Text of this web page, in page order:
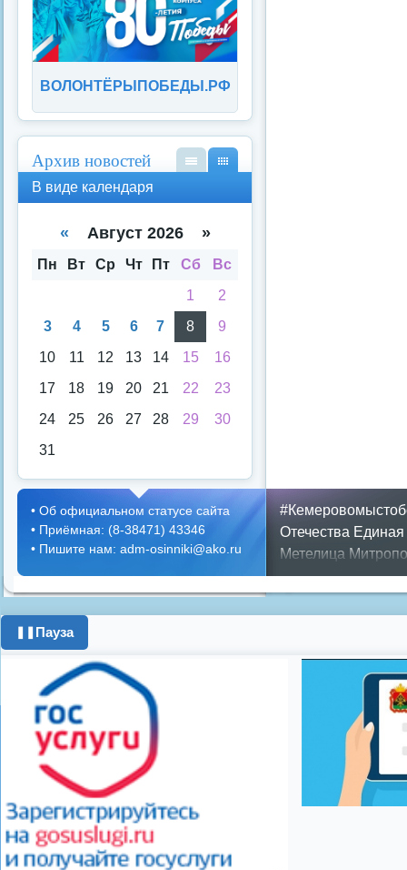
ВОЛОНТЁРЫПОБЕДЫ.РФ
Архив новостей
кал
аря
спи
В виде календаря
« Август 2026 »
Пн Вт Ср Чт Пт Сб
Вс
1
2
3
4 5 6 7 8
9
10
11 12 13 14 15
16
17
18 19 20 21 22
23
24
25 26 27 28 29
30
31
Отечества
Метелица
Днем ЖКХ
Противопожарная
день города
цифровое
Показать все теги
• Об официальном статусе сайта
• Приёмная: (8-38471) 43346
• Пишите нам: adm-osinniki@ako.ru
Пауза